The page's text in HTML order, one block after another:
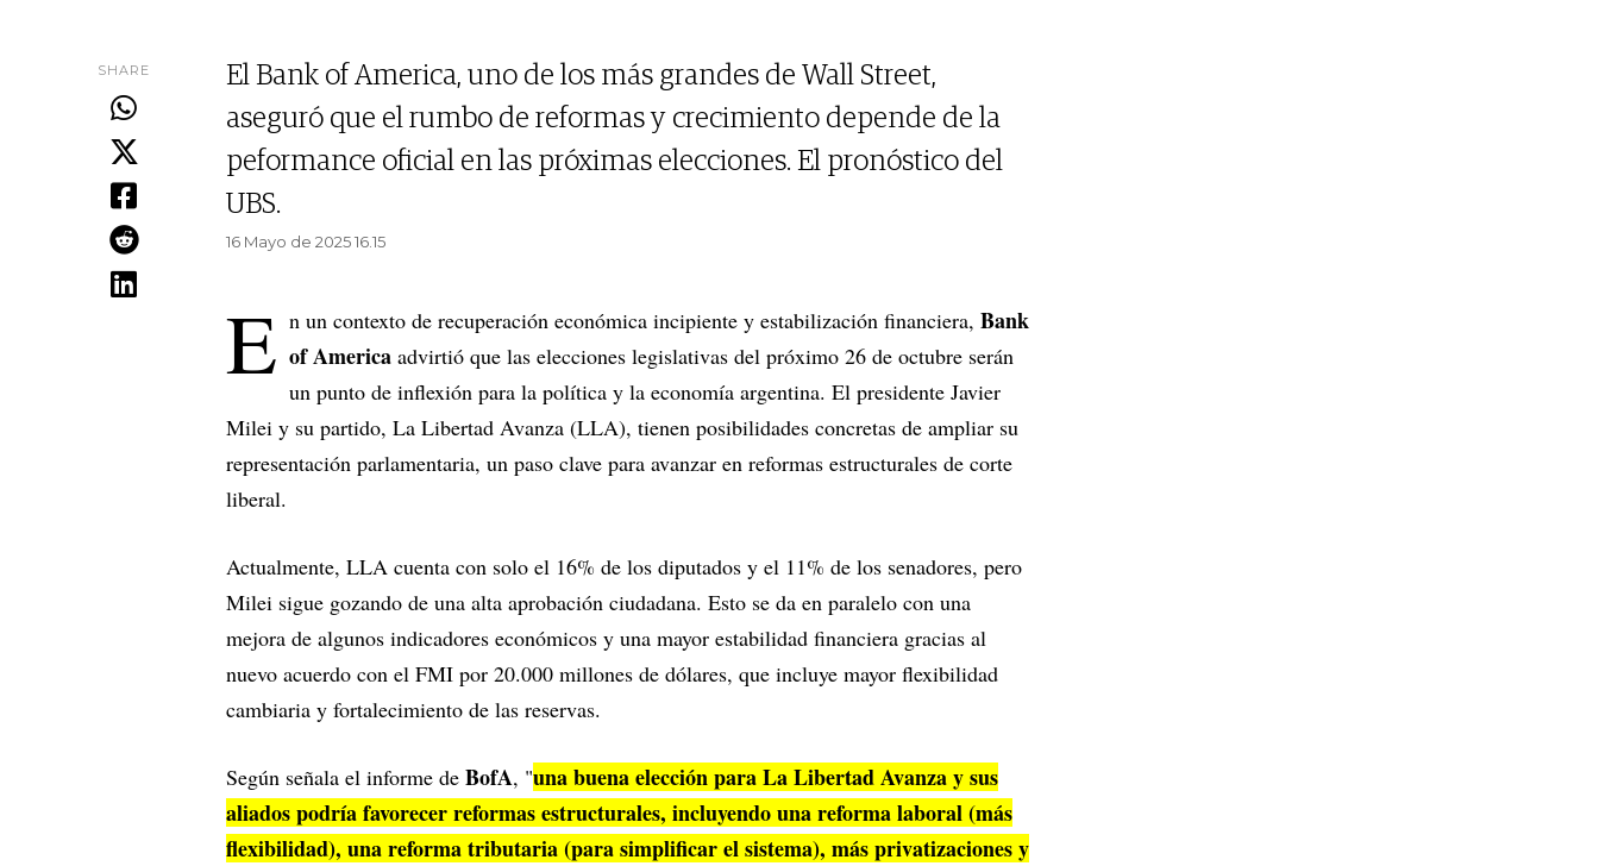
SHARE
El Bank of America, uno de los más grandes de Wall Street,
aseguró que el rumbo de reformas y crecimiento depende de la
peformance oficial en las próximas elecciones. El pronóstico del
UBS.
16 Mayo de 2025 16.15
E n un contexto de recuperación económica incipiente y estabilización financiera, Bank
of America advirtió que las elecciones legislativas del próximo 26 de octubre serán
un punto de inflexión para la política y la economía argentina. El presidente Javier
Milei y su partido, La Libertad Avanza (LLA), tienen posibilidades concretas de ampliar su
representación parlamentaria, un paso clave para avanzar en reformas estructurales de corte
liberal.
Actualmente, LLA cuenta con solo el 16% de los diputados y el 11% de los senadores, pero
Milei sigue gozando de una alta aprobación ciudadana. Esto se da en paralelo con una
mejora de algunos indicadores económicos y una mayor estabilidad financiera gracias al
nuevo acuerdo con el FMI por 20.000 millones de dólares, que incluye mayor flexibilidad
cambiaria y fortalecimiento de las reservas.
Según señala el informe de BofA, "una buena elección para La Libertad Avanza y sus
aliados podría favorecer reformas estructurales, incluyendo una reforma laboral (más
flexibilidad), una reforma tributaria (para simplificar el sistema), más privatizaciones y